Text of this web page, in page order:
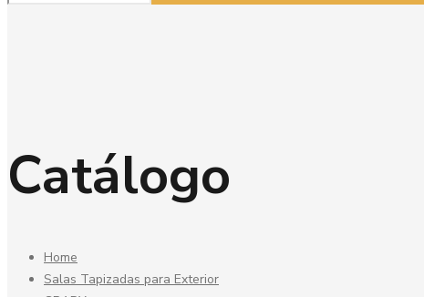
Catálogo
Home
Salas Tapizadas para Exterior